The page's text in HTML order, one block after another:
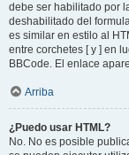
debe ser habilitado por
deshabilitado del
es similar en estilo al
entre corchetes [ y ] en
BBCode. El enlace
Arriba
¿Puedo usar HTML?
No. No es posible